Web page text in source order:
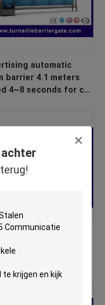
automatic
barrier 4.1 meters
4~8 seconds for car
Poort 2-6s